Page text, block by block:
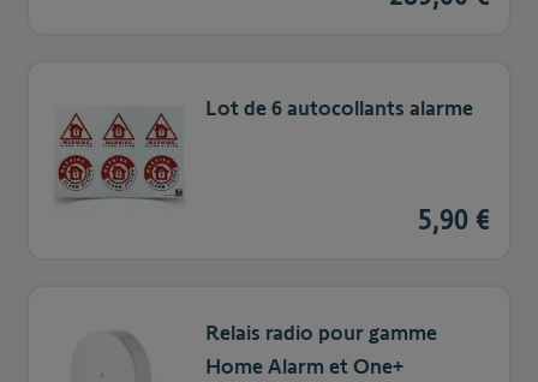
Lot de 6 autocollants alarme
5,90 €
Relais radio pour gamme
Home Alarm et One+